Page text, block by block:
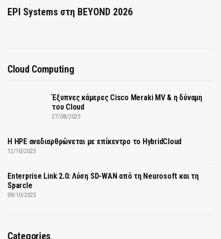
EPI Systems στη BEYOND 2026
Cloud Computing
Έξυπνες κάμερες Cisco Meraki MV & η δύναμη
του Cloud
27/08/2025
H HPE αναδιαρθρώνεται με επίκεντρο το HybridCloud
12/10/2023
Enterprise Link 2.0: Λύση SD-WAN από τη Neurosoft και τη
Sparcle
09/10/2023
Categories